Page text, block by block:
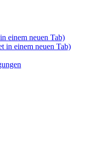
einem neuen Tab)
in einem neuen Tab)